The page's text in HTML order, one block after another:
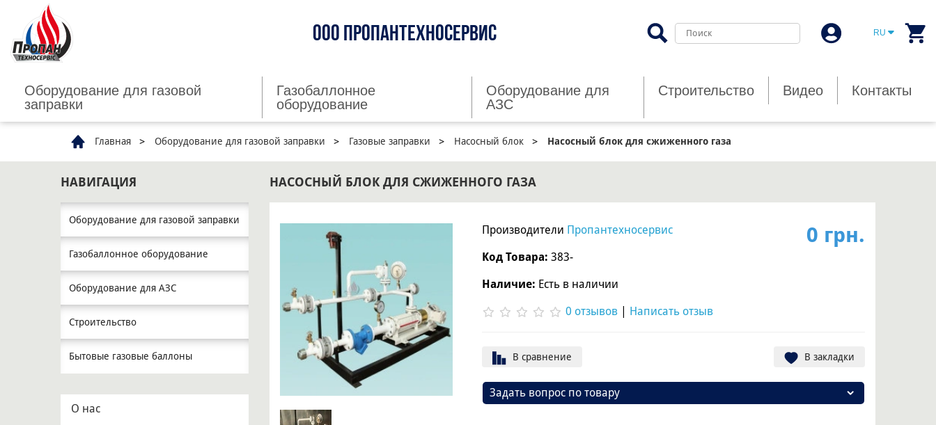
ООО ПРОПАНТЕХНОСЕРВИС
Оборудование для газовой
заправки
Газобаллонное
оборудование
Оборудование для
АЗС
Строительство Видео Контакты
RU
Главная Оборудование для газовой заправки Газовые заправки Насосный блок Насосный блок для сжиженного газа
НАВИГАЦИЯ
Оборудование для газовой заправки
Газобаллонное оборудование
Оборудование для АЗС
Строительство
Бытовые газовые баллоны
О нас
НАСОСНЫЙ БЛОК ДЛЯ СЖИЖЕННОГО ГАЗА
0 грн.
Производители Пропантехносервис
Код Товара: 383-
Наличие: Есть в наличии
0 отзывов| Написать отзыв
В сравнение В закладки
Задать вопрос по товару